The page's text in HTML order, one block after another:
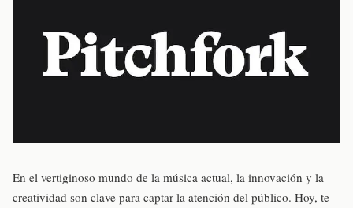
En el vertiginoso mundo de la música actual, la innovación y la
creatividad son clave para captar la atención del público. Hoy, te